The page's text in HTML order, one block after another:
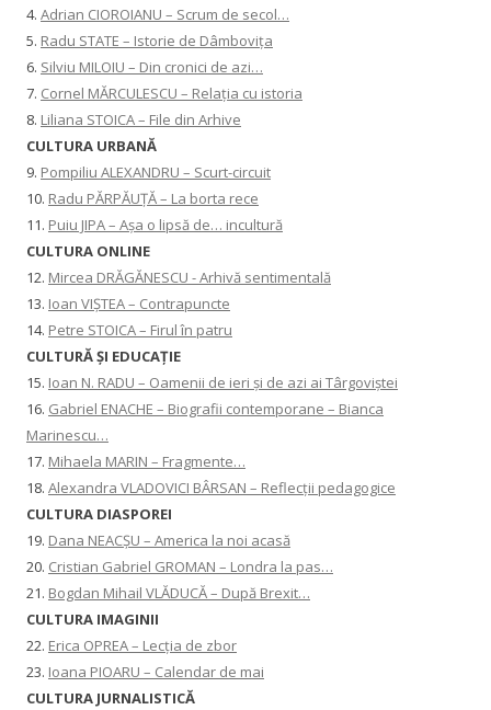
4. Adrian CIOROIANU – Scrum de secol…
5. Radu STATE – Istorie de Dâmbovița
6. Silviu MILOIU – Din cronici de azi…
7. Cornel MĂRCULESCU – Relația cu istoria
8. Liliana STOICA – File din Arhive
CULTURA URBANĂ
9. Pompiliu ALEXANDRU – Scurt-circuit
10. Radu PĂRPĂUȚĂ – La borta rece
11. Puiu JIPA – Așa o lipsă de… incultură
CULTURA ONLINE
12. Mircea DRĂGĂNESCU - Arhivă sentimentală
13. Ioan VIȘTEA – Contrapuncte
14. Petre STOICA – Firul în patru
CULTURĂ ŞI EDUCAŢIE
15. Ioan N. RADU – Oamenii de ieri și de azi ai Târgoviștei
16. Gabriel ENACHE – Biografii contemporane – Bianca
Marinescu…
17. Mihaela MARIN – Fragmente…
18. Alexandra VLADOVICI BÂRSAN – Reflecții pedagogice
CULTURA DIASPOREI
19. Dana NEACȘU – America la noi acasă
20. Cristian Gabriel GROMAN – Londra la pas…
21. Bogdan Mihail VLĂDUCĂ – După Brexit…
CULTURA IMAGINII
22. Erica OPREA – Lecția de zbor
23. Ioana PIOARU – Calendar de mai
CULTURA JURNALISTICĂ